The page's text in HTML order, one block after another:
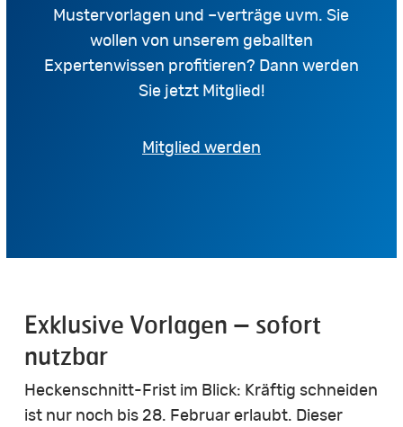
Mustervorlagen und –verträge uvm. Sie
wollen von unserem geballten
Expertenwissen profitieren? Dann werden
Sie jetzt Mitglied!
Mitglied werden
Exklusive Vorlagen – sofort
nutzbar
Heckenschnitt-Frist im Blick: Kräftig schneiden
ist nur noch bis 28. Februar erlaubt. Dieser